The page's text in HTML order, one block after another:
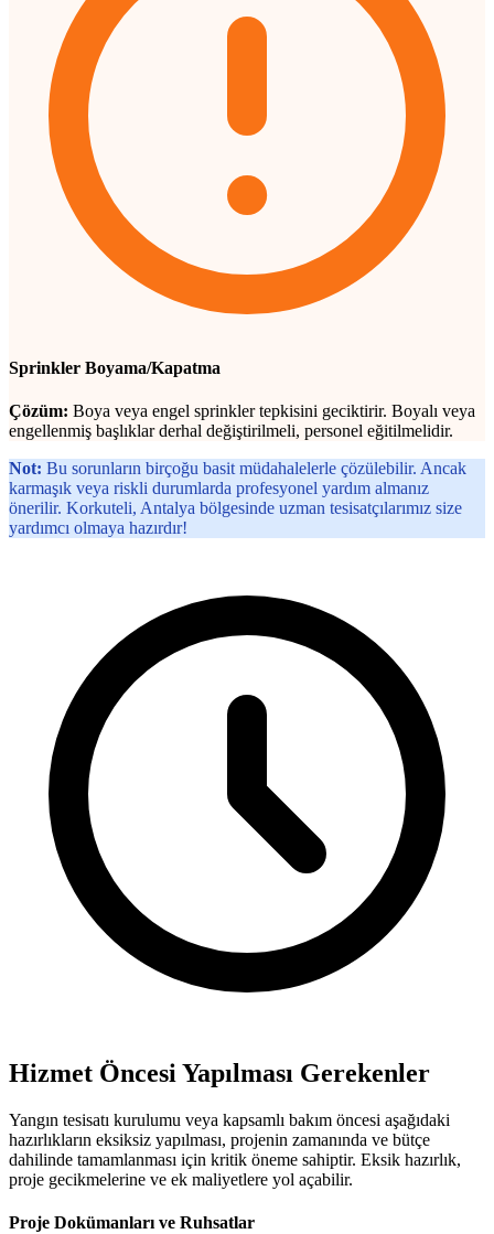
Sprinkler Boyama/Kapatma
Çözüm: Boya veya engel sprinkler tepkisini geciktirir. Boyalı veya
engellenmiş başlıklar derhal değiştirilmeli, personel eğitilmelidir.
Not: Bu sorunların birçoğu basit müdahalelerle çözülebilir. Ancak
karmaşık veya riskli durumlarda profesyonel yardım almanız
önerilir. Korkuteli, Antalya bölgesinde uzman tesisatçılarımız size
yardımcı olmaya hazırdır!
Hizmet Öncesi Yapılması Gerekenler
Yangın tesisatı kurulumu veya kapsamlı bakım öncesi aşağıdaki
hazırlıkların eksiksiz yapılması, projenin zamanında ve bütçe
dahilinde tamamlanması için kritik öneme sahiptir. Eksik hazırlık,
proje gecikmelerine ve ek maliyetlere yol açabilir.
Proje Dokümanları ve Ruhsatlar